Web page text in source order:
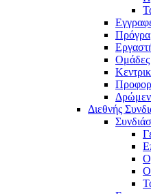
Ομάδες
Διεθνής